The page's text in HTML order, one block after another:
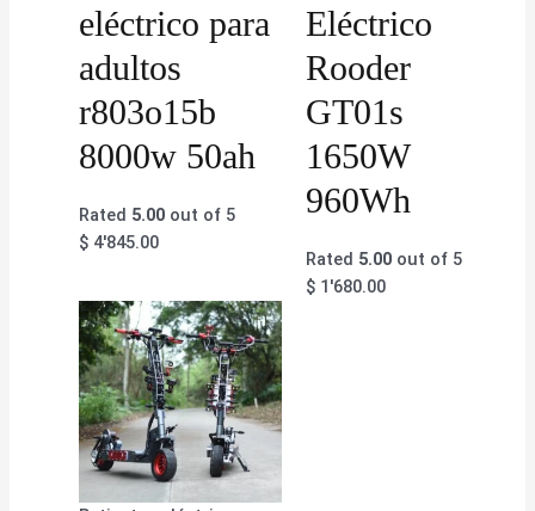
eléctrico para
adultos
r803o15b
8000w 50ah
Rated 5.00 out of 5
$ 4'845.00
Eléctrico
Rooder
GT01s
1650W
960Wh
Rated 5.00out of 5
$1'680.00